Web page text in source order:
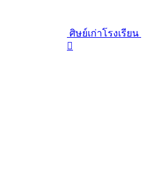
ศิษย์เก่าโรงเรียน